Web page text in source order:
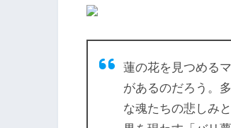
蓮の花を見つめる
があるのだろう。
な魂たちの悲しみ